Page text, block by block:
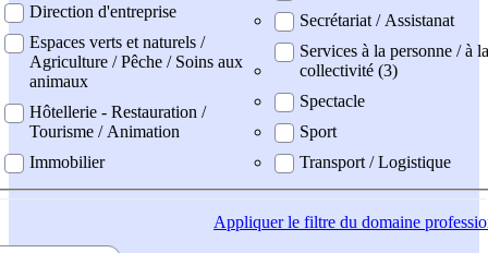
Direction d'entreprise
Espaces verts et naturels /
Agriculture / Pêche / Soins aux
animaux
Hôtellerie - Restauration /
Tourisme / Animation
Immobilier
Secrétariat / Assistanat
Services à la personne / à la
collectivité (3)
Spectacle
Sport
Transport / Logistique
Appliquerle filtre du domaine